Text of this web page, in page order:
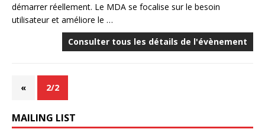
démarrer réellement. Le MDA se focalise sur le besoin
utilisateur et améliore le …
Consulter tous les détails de l'évènement
« 2/2
MAILING LIST